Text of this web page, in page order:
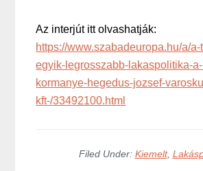
Az interjút itt olvashatják:
https://www.szabadeuropa.hu/a/
egyik-legrosszabb-lakaspolitika-
kormanye-hegedus-jozsef-
kft-/33492100.html
Filed Under: Kiemelt,